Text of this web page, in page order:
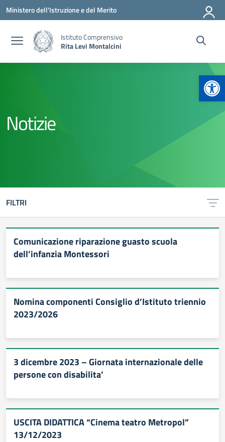
Vai ai contenuti
Vai al menu di navigazione
Vai al footer
Ministero dell'Istruzione e del Merito
Istituto Comprensivo
Rita Levi Montalcini
Notizie
FILTRI
Comunicazione riparazione guasto scuola
dell’infanzia Montessori
Nomina componenti Consiglio d’Istituto triennio
2023/2026
3 dicembre 2023 – Giornata internazionale delle
persone con disabilita’
USCITA DIDATTICA “Cinema teatro Metropol”
13/12/2023